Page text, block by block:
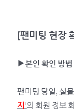
[팬미팅 현장
▶본인 확인 방법
팬미팅 당일, 실
지 ’의 회원 정보